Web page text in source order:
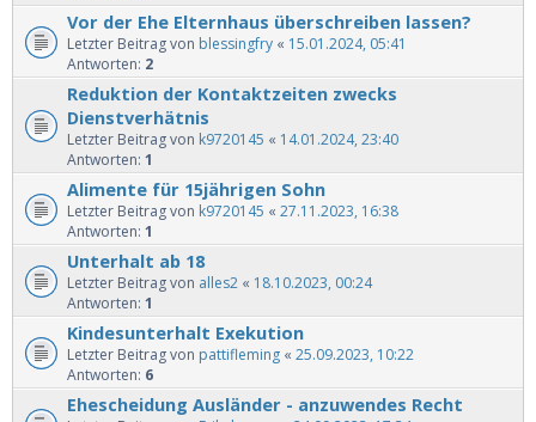
Vor der Ehe Elternhaus überschreiben lassen?
Letzter Beitrag von blessingfry « 15.01.2024, 05:41
Antworten: 2
Reduktion der Kontaktzeiten zwecks
Dienstverhätnis
Letzter Beitrag von k9720145 « 14.01.2024, 23:40
Antworten: 1
Alimente für 15jährigen Sohn
Letzter Beitrag von k9720145 « 27.11.2023, 16:38
Antworten: 1
Unterhalt ab 18
Letzter Beitrag von alles2 « 18.10.2023, 00:24
Antworten: 1
Kindesunterhalt Exekution
Letzter Beitrag von pattifleming « 25.09.2023, 10:22
Antworten: 6
Ehescheidung Ausländer - anzuwendes Recht